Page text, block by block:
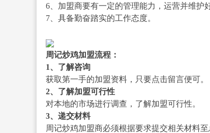
6、加盟商要有一定的管理能力，运营并维护
7、具备勤奋踏实的工作态度。
周记炒鸡加盟流程：
1、了解咨询
获取第一手的加盟资料，只要点击留言便可。
2、了解加盟可行性
对本地的市场进行调查，了解加盟可行性。
3、递交材料
周记炒鸡加盟商必须根据要求提交相关材料